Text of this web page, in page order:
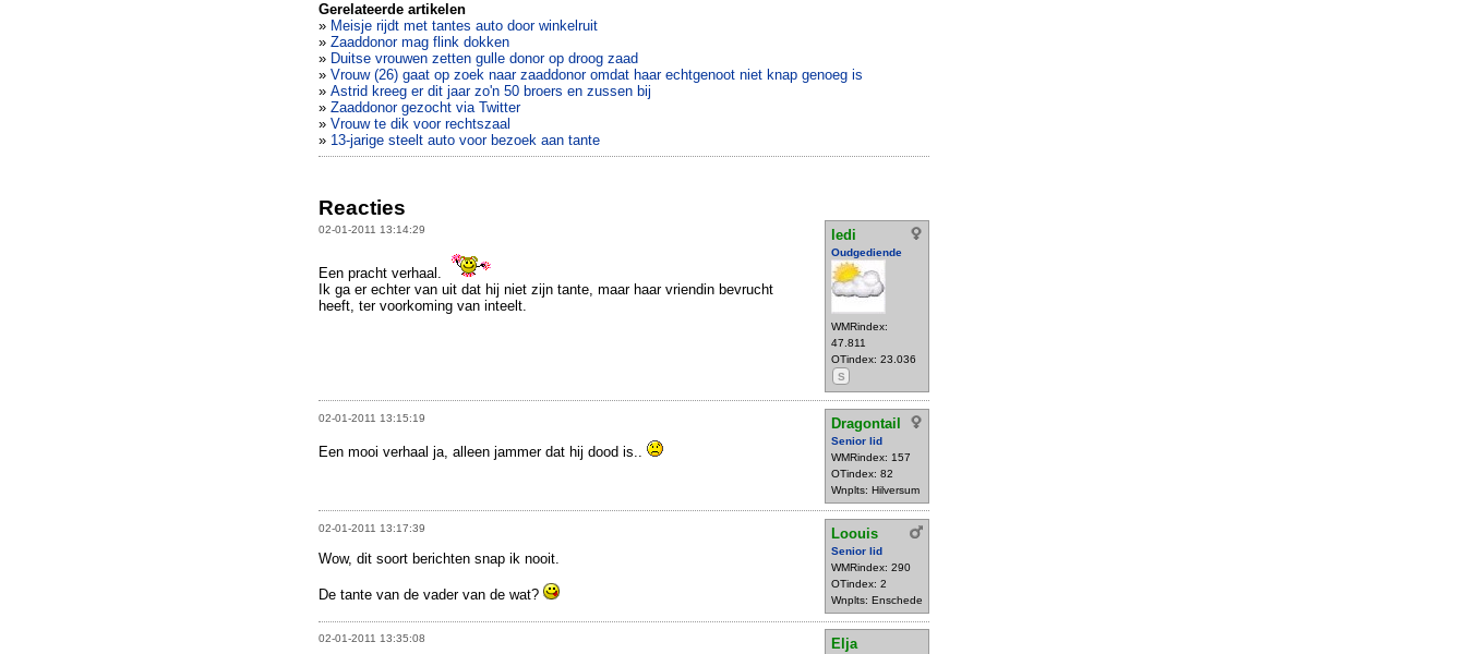
Gerelateerde artikelen
» Meisje rijdt met tantes auto door winkelruit
» Zaaddonor mag flink dokken
» Duitse vrouwen zetten gulle donor op droog zaad
» Vrouw (26) gaat op zoek naar zaaddonor omdat haar echtgenoot niet knap genoeg is
» Astrid kreeg er dit jaar zo'n 50 broers en zussen bij
» Zaaddonor gezocht via Twitter
» Vrouw te dik voor rechtszaal
» 13-jarige steelt auto voor bezoek aan tante
Reacties
02-01-2011 13:14:29 ledi
Oudgediende
WMRindex:
47.811
OTindex: 23.036
S
Een pracht verhaal.
Ik ga er echter van uit dat hij niet zijn tante, maar haar vriendin bevrucht
heeft, ter voorkoming van inteelt.
02-01-2011 13:15:19 Dragontail
Senior lid
WMRindex: 157
OTindex: 82
Wnplts: Hilversum
Een mooi verhaal ja, alleen jammer dat hij dood is..
02-01-2011 13:17:39 Loouis
Senior lid
WMRindex: 290
OTindex: 2
Wnplts: Enschede
Wow, dit soort berichten snap ik nooit.
De tante van de vader van de wat?
02-01-2011 13:35:08 Elja